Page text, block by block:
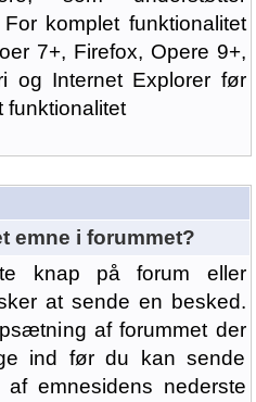
komplet funktionalitet
7+, Firefox, Opere 9+,
og Internet Explorer før
funktionalitet
emne i forummet?
knap på forum eller
at sende en besked.
af forummet der
ind før du kan sende
af emnesidens nederste